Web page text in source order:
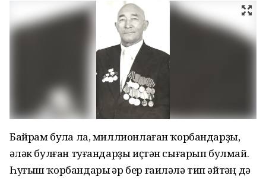
Байрам булһа ла, миллионлаған ҡорбандарҙы,
һәләк булған туғандарҙы иҫтән сығарып булмай.
Һуғыш ҡорбандары һәр бер ғаиләлә тип әйтһәң дә